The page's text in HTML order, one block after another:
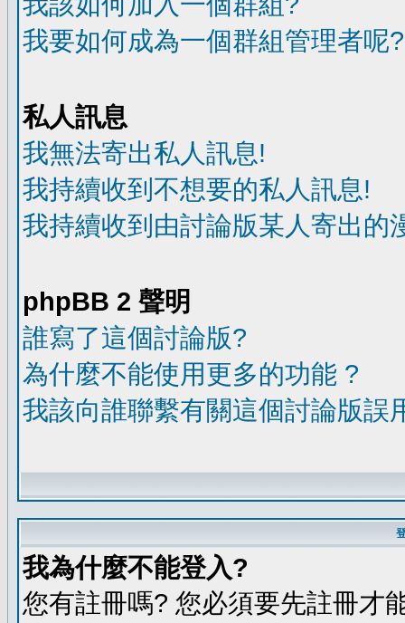
我要如何成為一個群組管理者呢?
私人訊息
我無法寄出私人訊息!
我持續收到不想要的私人訊息!
我持續收到由討論版某人寄出的
phpBB 2 聲明
誰寫了這個討論版?
為什麼不能使用更多的功能 ?
我該向誰聯繫有關這個討論版誤
我為什麼不能登入?
您有註冊嗎? 您必須要先註冊才